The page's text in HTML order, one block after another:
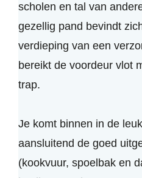
scholen en tal van
gezellig pand bevindt
verdieping van een
bereikt de voordeur vlot
trap.
Je komt binnen in de
aansluitend de goed
(kookvuur, spoelbak en